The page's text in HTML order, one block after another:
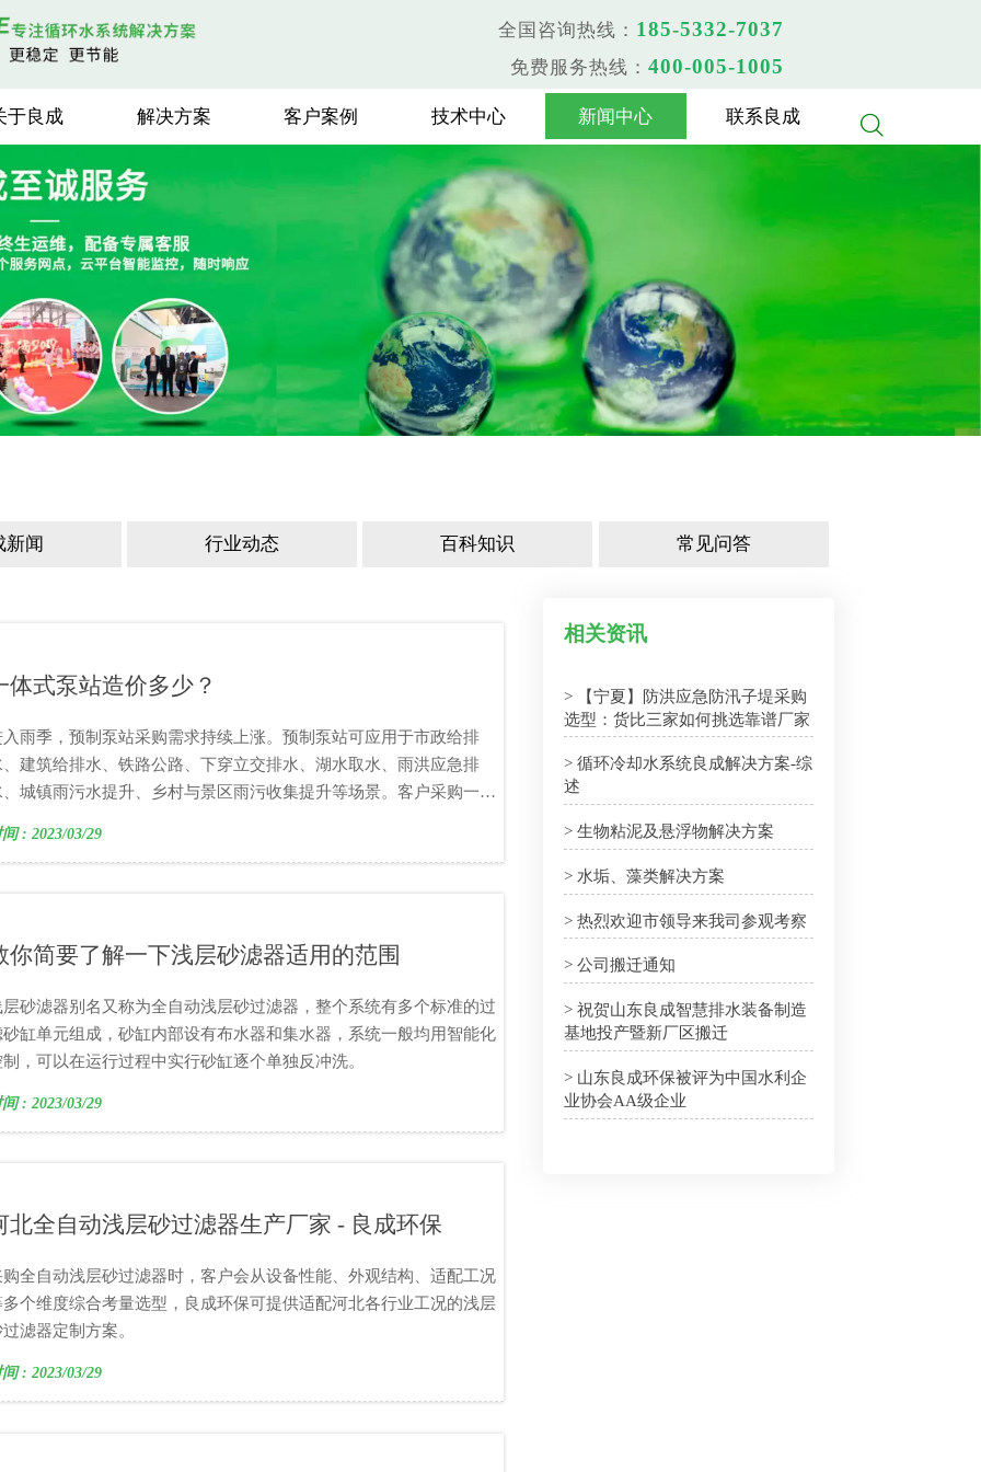
全国咨询热线： 185-5332-7037
免费服务热线： 400-005-1005
于良成 解决方案 客户案例 技术中心 新闻中心 联系良成 
新闻 行业动态 百科知识 常见问答
体式泵站造价多少？
入雨季，预制泵站采购需求持续上涨。预制泵站可应用于市政给排
、建筑给排水、铁路公路、下穿立交排水、湖水取水、雨洪应急排
、城镇雨污水提升、乡村与景区雨污收集提升等场景。客户采购一体
、配套配件、生产工艺等多重条件共同影响。
: 2023/03/29
你简要了解一下浅层砂滤器适用的范围
层砂滤器别名又称为全自动浅层砂过滤器，整个系统有多个标准的过
砂缸单元组成，砂缸内部设有布水器和集水器，系统一般均用智能化
制，可以在运行过程中实行砂缸逐个单独反冲洗。
: 2023/03/29
北全自动浅层砂过滤器生产厂家 - 良成环保
购全自动浅层砂过滤器时，客户会从设备性能、外观结构、适配工况
多个维度综合考量选型，良成环保可提供适配河北各行业工况的浅层
滤器定制方案。
: 2023/03/29
相关资讯
> 【宁夏】防洪应急防汛子堤采购
选型：货比三家如何挑选靠谱厂家
> 循环冷却水系统良成解决方案-综
述
> 生物粘泥及悬浮物解决方案
> 水垢、藻类解决方案
> 热烈欢迎市领导来我司参观考察
> 公司搬迁通知
> 祝贺山东良成智慧排水装备制造
基地投产暨新厂区搬迁
> 山东良成环保被评为中国水利企
业协会AA级企业